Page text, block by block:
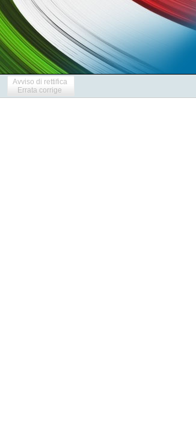
Avviso di rettifica
Errata corrige